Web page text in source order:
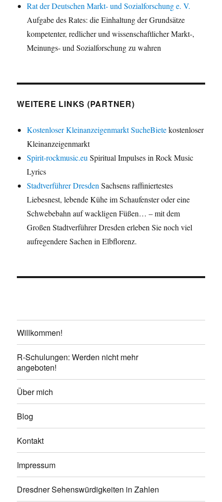
Rat der Deutschen Markt- und Sozialforschung e. V.
Aufgabe des Rates: die Einhaltung der Grundsätze
kompetenter, redlicher und wissenschaftlicher Markt-,
Meinungs- und Sozialforschung zu wahren
WEITERE LINKS (PARTNER)
Kostenloser Kleinanzeigenmarkt SucheBietekostenloser
Kleinanzeigenmarkt
Spirit-rockmusic.eu Spiritual Impulses in Rock Music
Lyrics
Stadtverführer Dresden Sachsens raffiniertestes
Liebesnest, lebende Kühe im Schaufenster oder eine
Schwebebahn auf wackligen Füßen… – mit dem
Großen Stadtverführer Dresden erleben Sie noch viel
aufregendere Sachen in Elbflorenz.
Willkommen!
R-Schulungen: Werden nicht mehr
angeboten!
Über mich
Blog
Kontakt
Impressum
Dresdner Sehenswürdigkeiten in Zahlen